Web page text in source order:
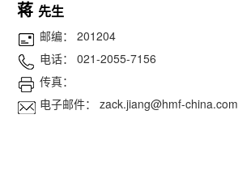
蒋 先生
邮编： 201204
电话： 021-2055-7156
传真：
电子邮件： zack.jiang@hmf-china.com